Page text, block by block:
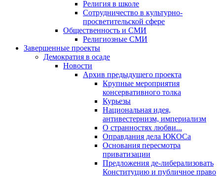
Религия в школе
Сотрудничество в культурно-
просветительской сфере
Общественность и СМИ
Религиозные СМИ
Завершенные проекты
Демократия в осаде
Новости
Архив предыдущего проекта
Крупные мероприятия
консервативного толка
Курьезы
Национальная идея,
антивестернизм, империализм
О странностях любви...
Оправдания дела ЮКОСа
Основания пересмотра
приватизации
Предложения де-либерализовать
Конституцию и публичное право